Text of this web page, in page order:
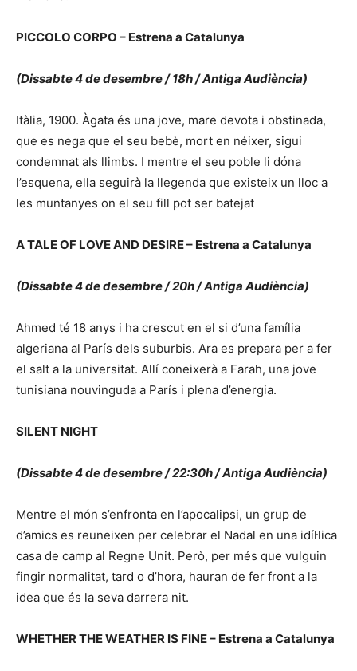
PICCOLO CORPO – Estrena a Catalunya
(Dissabte 4 de desembre / 18h / Antiga Audiència)
Itàlia, 1900. Àgata és una jove, mare devota i obstinada,
que es nega que el seu bebè, mort en néixer, sigui
condemnat als llimbs. I mentre el seu poble li dóna
l’esquena, ella seguirà la llegenda que existeix un lloc a
les muntanyes on el seu fill pot ser batejat
A TALE OF LOVE AND DESIRE – Estrena a Catalunya
(Dissabte 4 de desembre / 20h / Antiga Audiència)
Ahmed té 18 anys i ha crescut en el si d’una família
algeriana al París dels suburbis. Ara es prepara per a fer
el salt a la universitat. Allí coneixerà a Farah, una jove
tunisiana nouvinguda a París i plena d’energia.
SILENT NIGHT
(Dissabte 4 de desembre / 22:30h / Antiga Audiència)
Mentre el món s’enfronta en l’apocalipsi, un grup de
d’amics es reuneixen per celebrar el Nadal en una idíl·lica
casa de camp al Regne Unit. Però, per més que vulguin
fingir normalitat, tard o d’hora, hauran de fer front a la
idea que és la seva darrera nit.
WHETHER THE WEATHER IS FINE – Estrena a Catalunya